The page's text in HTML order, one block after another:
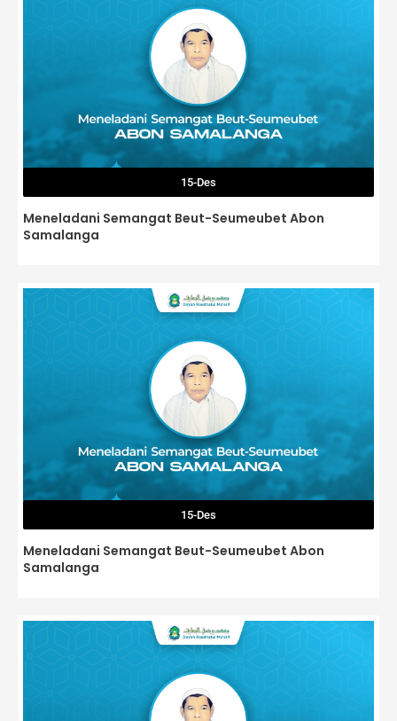
15-Des
Meneladani Semangat Beut-Seumeubet Abon
Samalanga
15-Des
Meneladani Semangat Beut-Seumeubet Abon
Samalanga